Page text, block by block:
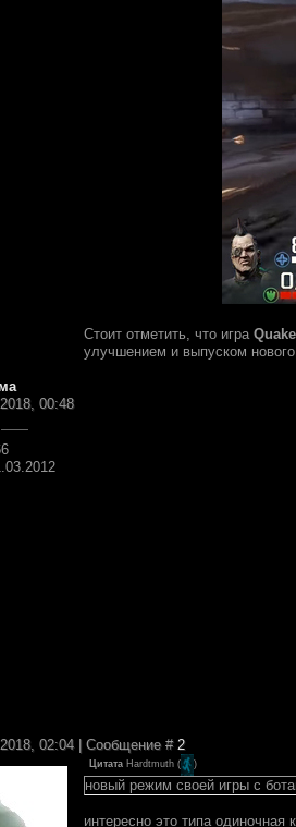
Стоит отметить, что игра
улучшением и выпуском
00:48
02:04 | Сообщение # 2
Цитата Hardtmuth ( )
новый режим своей игры с
интересно это типа одиночная